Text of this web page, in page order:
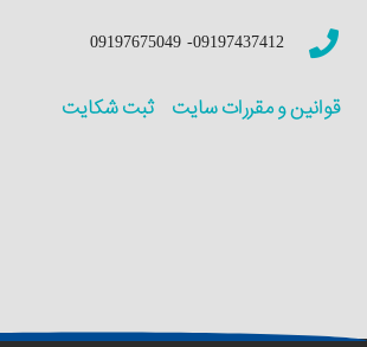
09197437412- 09197675049
قوانین و مقررات سایت ثبت شکایت